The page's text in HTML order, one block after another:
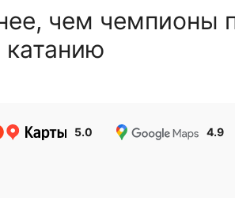
чем чемпионы
катанию
5.0 4.9